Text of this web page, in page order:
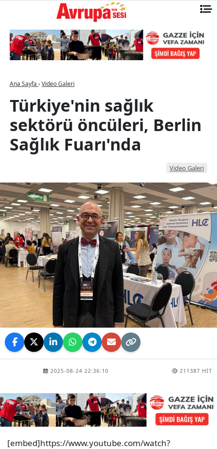
Ana Sayfa › Video Galeri
Türkiye'nin sağlık
sektörü öncüleri, Berlin
Sağlık Fuarı'nda
Video Galeri
2025-08-24 22:36:10 211387 HIT
[embed]https://www.youtube.com/watch?